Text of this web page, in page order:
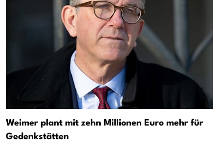
Weimer plant mit zehn Millionen Euro mehr für
Gedenkstätten